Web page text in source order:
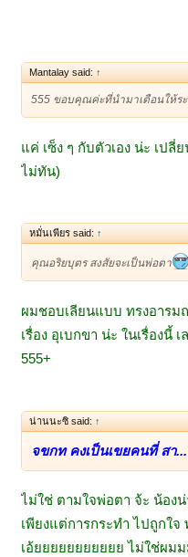
Mantalay said: ↑
555 ขอบคุณค่ะที่นำมาเตือนให้ร
แค่ เซ็ง ๆ กับตัวเอง น่ะ เป
ไม่ทัน)
หมั่นเพียร said: ↑
คุณอริยบุตร สงสัยจะเป็นพ่อตา
ผมชอบเลียนแบบ ทรงอาร
เรื่อง อุเบกขา น่ะ ในเรื่องนี้
555+
น่านนะซิ said: ↑
จขกท คงเป็นเขยคนที่ สา
ไม่ใช่ ตามใจพ่อตา จ้ะ น้อง
เพียงแต่การกระทำ ไปถูกใจ
เอ้ยยยยยยยยยยย ไม่ใช่ผม